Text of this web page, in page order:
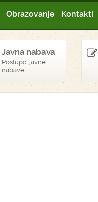
Obrazovanje Kontakti
Javna nabava
Postupci javne
nabave